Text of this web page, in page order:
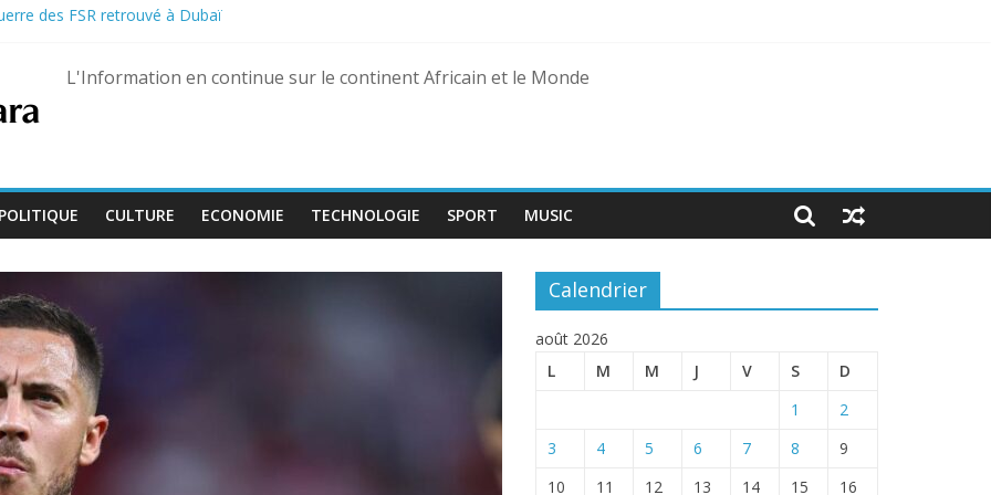
des FSR retrouvé à Dubaï
de 4 600 détenus pour le 66e anniversaire de l’indépendance
pour la séquestration d’un maquisard accusé à tort de vol de porc
de la Culture devient « Bamba Tchandoulaye, dit Jorio Stars »
L'Information en continue sur le continent Africain et le Monde
POLITIQUE CULTURE ECONOMIE TECHNOLOGIE SPORT MUSIC
Calendrier
août 2026
L
M M J V S D
1
2
3
4 5 6 7 8
9
10
11 12 13 14 15
16